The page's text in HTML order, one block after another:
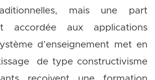
mais une part
accordée aux applications
d’enseignement met en
de type constructivisme